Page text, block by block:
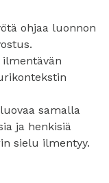
ohjaa luonnon
samalla
ja henkisiä
sielu ilmentyy.